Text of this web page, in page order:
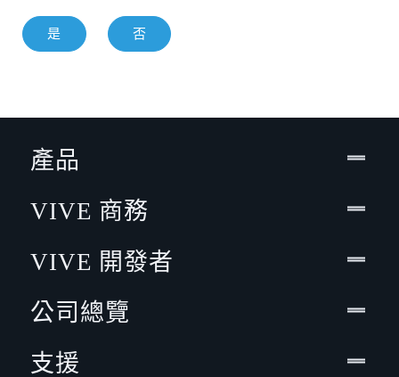
是 否
產品
VIVE 商務
VIVE 開發者
公司總覽
支援